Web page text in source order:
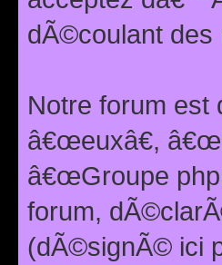
dÃ©coulant
Notre forum est
â€œeuxâ€,
â€œGroupe
forum,
(dÃ©signÃ© ici